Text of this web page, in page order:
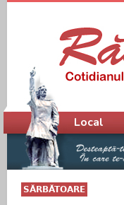
SĂRBĂTOARE
Meniu principal
Local